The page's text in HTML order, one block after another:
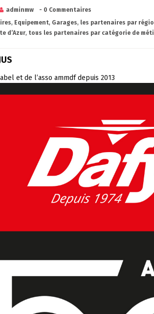
adminmw
- 0 Commentaires
, Equipement, Garages, les partenaires par
d’Azur, tous les partenaires par catégorie de
et de l’asso ammdf depuis 2013